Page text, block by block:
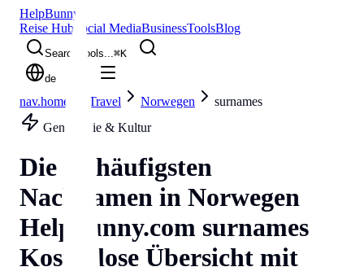
HelpBunny
Reise Hub Social MediaBusinessToolsBlog
Search tools...⌘K
de
nav.home Travel Norwegen
surnames
Genealogie & Kultur
Die 50 häufigsten
Nachnamen in Norwegen
Helpbunny.com surnames
Kostenlose Übersicht mit